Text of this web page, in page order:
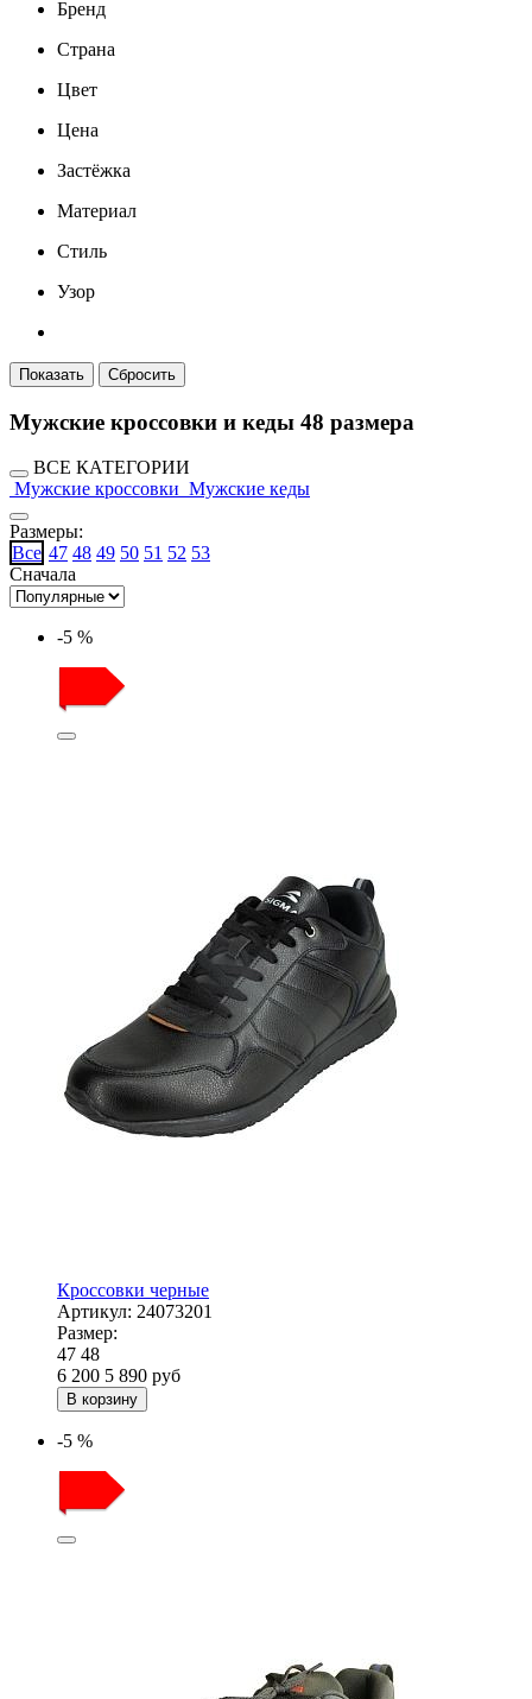
Бренд
Страна
Цвет
Цена
Застёжка
Материал
Стиль
Узор
Мужские кроссовки и кеды 48 размера
ВСЕ КАТЕГОРИИ
Мужские кроссовки Мужские кеды
Размеры:
Все 47 48 49 50 51 52 53
Сначала
-5 %
Кроссовки черные
Артикул: 24073201
Размер:
47 48
6 200 5 890 руб
В корзину
-5 %